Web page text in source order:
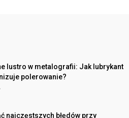
lustro w metalografii: Jak lubrykant
polerowanie?
najczęstszych błędów przy